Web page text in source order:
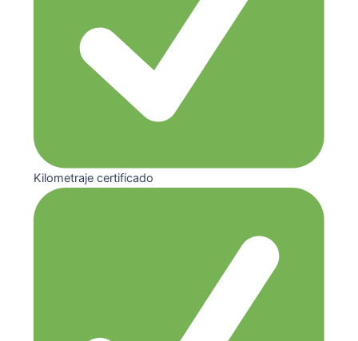
Kilometraje certificado